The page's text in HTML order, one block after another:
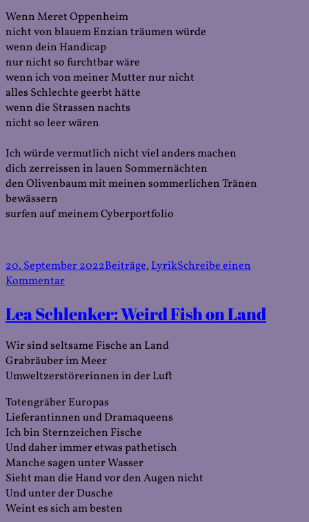
Wenn Meret Oppenheim
nicht von blauem Enzian träumen würde
wenn dein Handicap
nur nicht so furchtbar wäre
wenn ich von meiner Mutter nur nicht
alles Schlechte geerbt hätte
wenn die Strassen nachts
nicht so leer wären
Ich würde vermutlich nicht viel anders machen
dich zerreissen in lauen Sommernächten
den Olivenbaum mit meinen sommerlichen Tränen
bewässern
surfen auf meinem Cyberportfolio
Veröffentlicht
am
20. September 2022Kategorien
Beiträge,LyrikSchreibe einen
Kommentarzu
Schlenker:
Schnelle
Autos/leichte
Mädchen
Lea Schlenker: Weird Fish on Land
Wir sind seltsame Fische an Land
Grabräuber im Meer
Umweltzerstörerinnen in der Luft
Totengräber Europas
Lieferantinnen und Dramaqueens
Ich bin Sternzeichen Fische
Und daher immer etwas pathetisch
Manche sagen unter Wasser
Sieht man die Hand vor den Augen nicht
Und unter der Dusche
Weint es sich am besten